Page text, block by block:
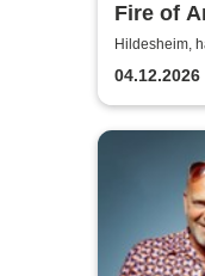
Fire of
Hildesheim,
04.12.2026